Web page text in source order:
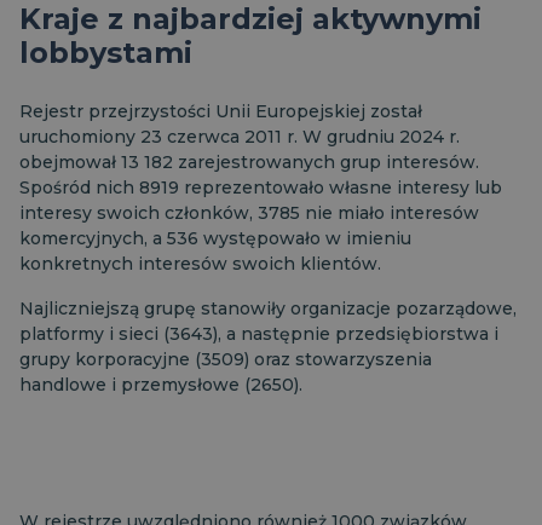
Kraje z najbardziej aktywnymi
lobbystami
Rejestr przejrzystości Unii Europejskiej został
uruchomiony 23 czerwca 2011 r. W grudniu 2024 r.
obejmował 13 182 zarejestrowanych grup interesów.
Spośród nich 8919 reprezentowało własne interesy lub
interesy swoich członków, 3785 nie miało interesów
komercyjnych, a 536 występowało w imieniu
konkretnych interesów swoich klientów.
Najliczniejszą grupę stanowiły organizacje pozarządowe,
platformy i sieci (3643), a następnie przedsiębiorstwa i
grupy korporacyjne (3509) oraz stowarzyszenia
handlowe i przemysłowe (2650).